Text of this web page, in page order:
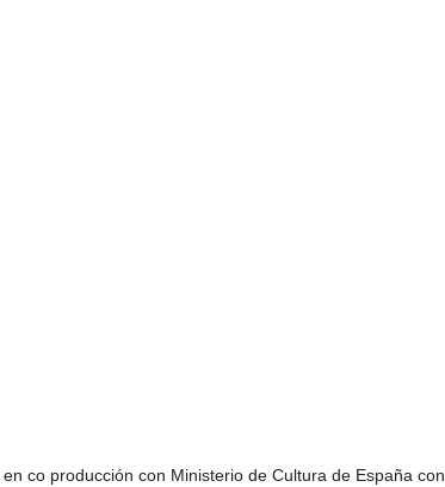
co producción con Ministerio de Cultura de España con